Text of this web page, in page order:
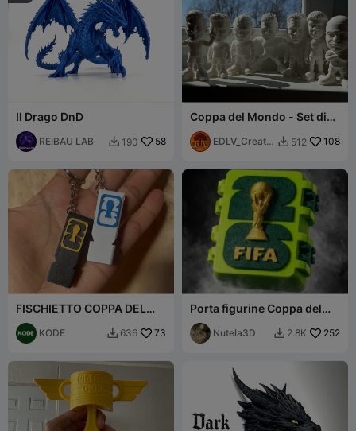
Il Drago DnD
REIBAU LAB  190 58
Coppa del Mondo - Set di
giocatori
EDLV_Creatio  512 108
FISCHIETTO COPPA DEL
MONDO
KODE  636 73
Porta figurine Coppa del
Mondo 2026
Nutela3D  2.8K 252